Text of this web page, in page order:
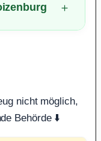
nicht möglich,
Behörde ⬇️